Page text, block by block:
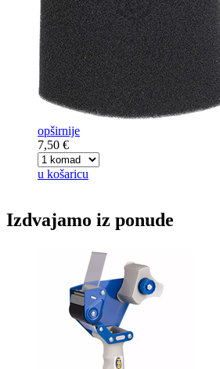
opširnije
7,50 €
u košaricu
Izdvajamo iz ponude